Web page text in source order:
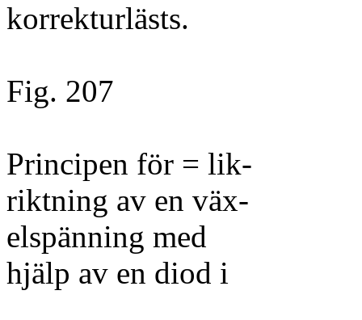
korrekturlästs.
Fig. 207
Principen för = lik-
riktning av en väx-
elspänning med
hjälp av en diod i